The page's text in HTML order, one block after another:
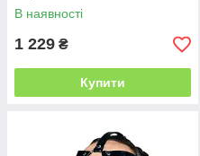
В наявності
1 229 ₴
Купити